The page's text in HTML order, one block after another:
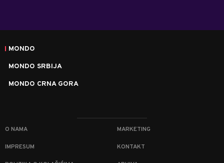
MONDO
MONDO SRBIJA
MONDO CRNA GORA
O NAMA MARKETING
IMPRESUM KONTAKT